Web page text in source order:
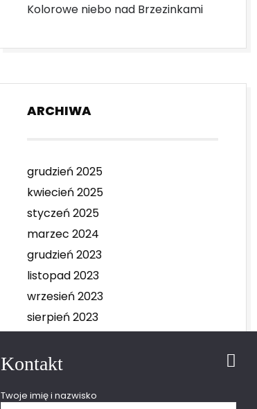
Kolorowe niebo nad Brzezinkami
ARCHIWA
grudzień 2025
kwiecień 2025
styczeń 2025
marzec 2024
grudzień 2023
listopad 2023
wrzesień 2023
sierpień 2023
czerwiec 2023
kwiecień 2023
Kontakt
Twoje imię i nazwisko